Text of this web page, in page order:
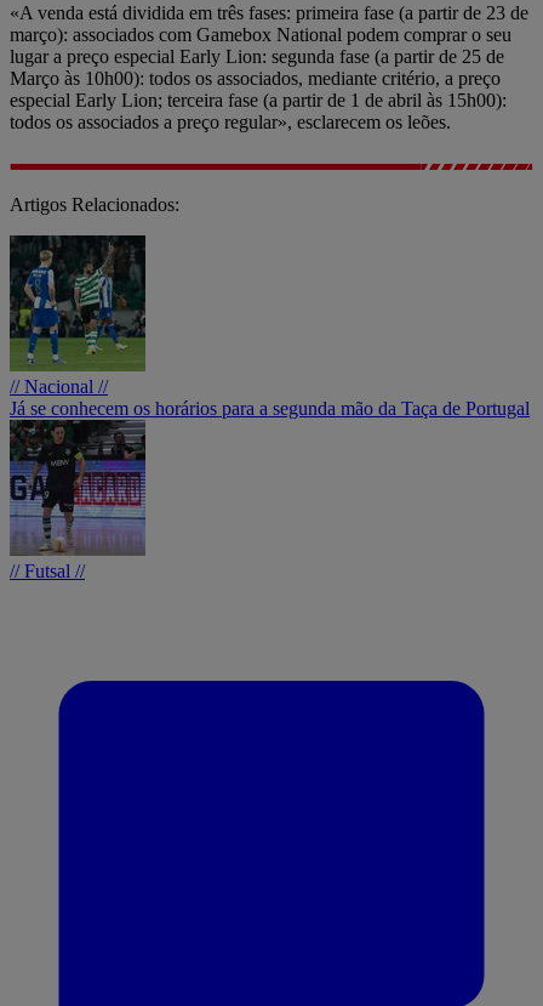
«A venda está dividida em três fases: primeira fase (a partir de 23 de
março): associados com Gamebox National podem comprar o seu
lugar a preço especial Early Lion: segunda fase (a partir de 25 de
Março às 10h00): todos os associados, mediante critério, a preço
especial Early Lion; terceira fase (a partir de 1 de abril às 15h00):
todos os associados a preço regular», esclarecem os leões.
Artigos Relacionados:
// Nacional //
Já se conhecem os horários para a segunda mão da Taça de Portugal
// Futsal //